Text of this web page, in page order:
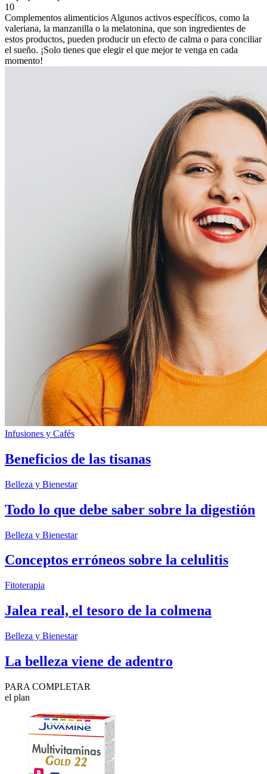
10
Complementos alimenticios Algunos activos específicos, como la
valeriana, la manzanilla o la melatonina, que son ingredientes de
estos productos, pueden producir un efecto de calma o para conciliar
el sueño. ¡Solo tienes que elegir el que mejor te venga en cada
momento!
Infusiones y Cafés
Beneficios de las tisanas
Belleza y Bienestar
Todo lo que debe saber sobre la digestión
Belleza y Bienestar
Conceptos erróneos sobre la celulitis
Fitoterapia
Jalea real, el tesoro de la colmena
Belleza y Bienestar
La belleza viene de adentro
PARA COMPLETAR
el plan